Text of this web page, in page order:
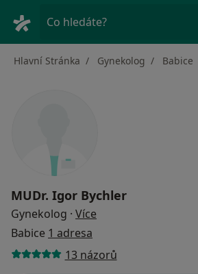
Co hledáte?
Hlavní Stránka Gynekolog Babice
MUDr. Igor Bychler
Gynekolog · Více
Babice 1 adresa
13 názorů